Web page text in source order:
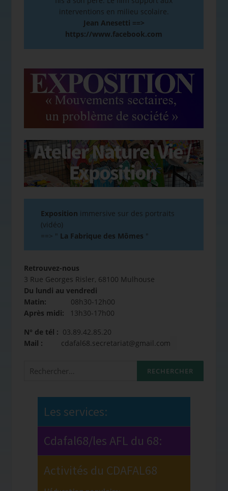
interventions en milieu scolaire.
Jean Anesetti ==>
https://www.facebook.com
Exposition immersive sur des portraits
(vidéo)
==> " La Fabrique des Mômes "
Retrouvez-nous
3 Rue Georges Risler, 68100 Mulhouse
Du lundi au vendredi
Matin: 08h30-12h00
Après midi: 13h30-17h00
N° de tél : 03.89.42.85.20
Mail : cdafal68.secretariat@gmail.com